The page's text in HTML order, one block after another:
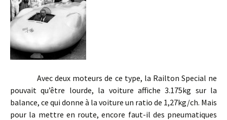
Avec deux moteurs de ce type, la Railton Special ne
pouvait qu’être lourde, la voiture affiche 3.175kg sur la
balance, ce qui donne à la voiture un ratio de 1,27kg/ch. Mais
pour la mettre en route, encore faut-il des pneumatiques